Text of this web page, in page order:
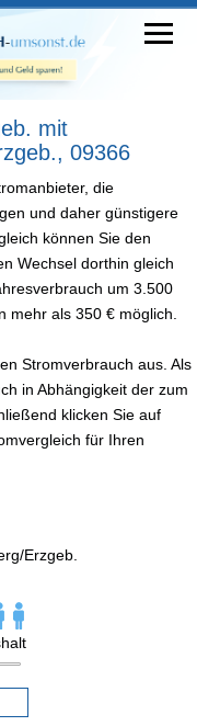
mit
09366
die
und daher günstigere
können Sie den
Wechsel dorthin gleich
um 3.500
mehr als 350 € möglich.
Stromverbrauch aus. Als
in Abhängigkeit der zum
klicken Sie auf
für Ihren
Erzgeb.